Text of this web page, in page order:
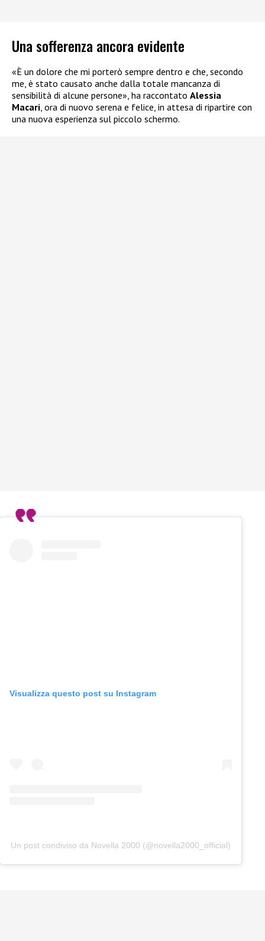
Una sofferenza ancora evidente
«È un dolore che mi porterò sempre dentro e che, secondo
me, è stato causato anche dalla totale mancanza di
sensibilità di alcune persone», ha raccontato Alessia
Macari, ora di nuovo serena e felice, in attesa di ripartire con
una nuova esperienza sul piccolo schermo.
Visualizza questo post su Instagram
Un post condiviso da Novella 2000 (@novella2000_official)